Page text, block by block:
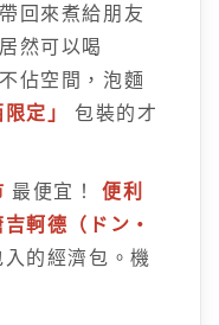
回來煮給朋友
然可以喝
佔空間，泡麵
限定」
包裝的才
最便宜！便利
吉軻德（ドン・
的經濟包。機